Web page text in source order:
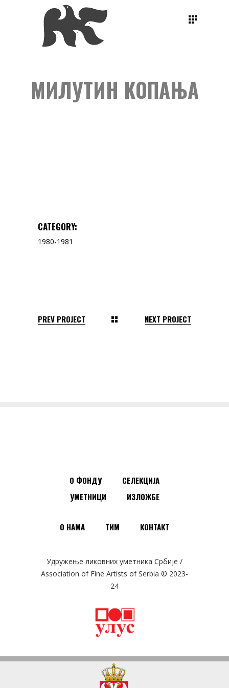
МИЛУТИН КОПАЊА
CATEGORY:
1980-1981
PREV PROJECT NEXT PROJECT
О ФОНДУ
СЕЛЕКЦИЈА
УМЕТНИЦИ
ИЗЛОЖБЕ
О НАМА ТИМ КОНТАКТ
Удружење ликовних уметника Србије /
Association of Fine Artists of Serbia © 2023-
24